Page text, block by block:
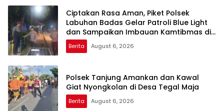
Ciptakan Rasa Aman, Piket Polsek
Labuhan Badas Gelar Patroli Blue Light
dan Sampaikan Imbauan Kamtibmas di
Kawasan Samota
Berita August 6, 2026
Polsek Tanjung Amankan dan Kawal
Giat Nyongkolan di Desa Tegal Maja
Berita August 6, 2026